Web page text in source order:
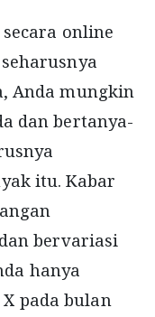
online
Anda mungkin
dan bertanya-
itu. Kabar
bervariasi
hanya
pada bulan